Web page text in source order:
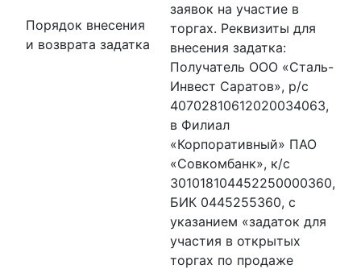
Порядок внесения
и возврата задатка
заявок на участие в
торгах. Реквизиты для
внесения задатка:
Получатель ООО «Сталь-
Инвест Саратов», р/с
40702810612020034063,
в Филиал
«Корпоративный» ПАО
«Совкомбанк», к/с
301018104452250000360,
БИК 0445255360, с
указанием «задаток для
участия в открытых
торгах по продаже